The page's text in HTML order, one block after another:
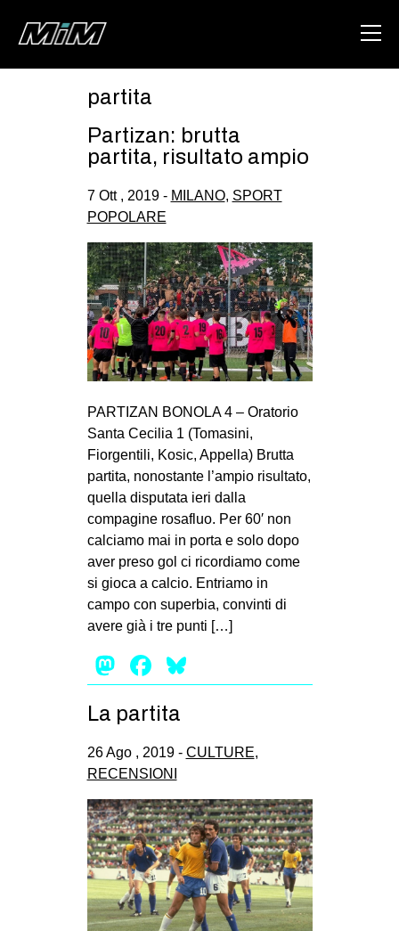
ABOUT
AREA
DEGENERAZIONE
GAZA FREESTYLE
CSOA LAMBRETTA
MSM
STUDENTI TSUNAMI
ZAM
MILANO
MOBILITAZIONI
SPAZI
SPORT POPOLARE
MOVIMENTI
AMBIENTE
ANTIFASCISMO
DIRITTO ALL’ABITARE
GENERI
MIGRAZIONI
PRECARIATO
REPRESSIONE
STUDENTI
CULTURE
ARTE
CINEMA
MANIFESTI
partita
Partizan: brutta
partita, risultato ampio
7 Ott , 2019 - MILANO, SPORT
POPOLARE
PARTIZAN BONOLA 4 – Oratorio
Santa Cecilia 1 (Tomasini,
Fiorgentili, Kosic, Appella) Brutta
partita, nonostante l’ampio risultato,
quella disputata ieri dalla
compagine rosafluo. Per 60′ non
calciamo mai in porta e solo dopo
aver preso gol ci ricordiamo come
si gioca a calcio. Entriamo in
campo con superbia, convinti di
avere già i tre punti […]
Mastodon
Facebook
La partita
26 Ago , 2019 - CULTURE,
RECENSIONI